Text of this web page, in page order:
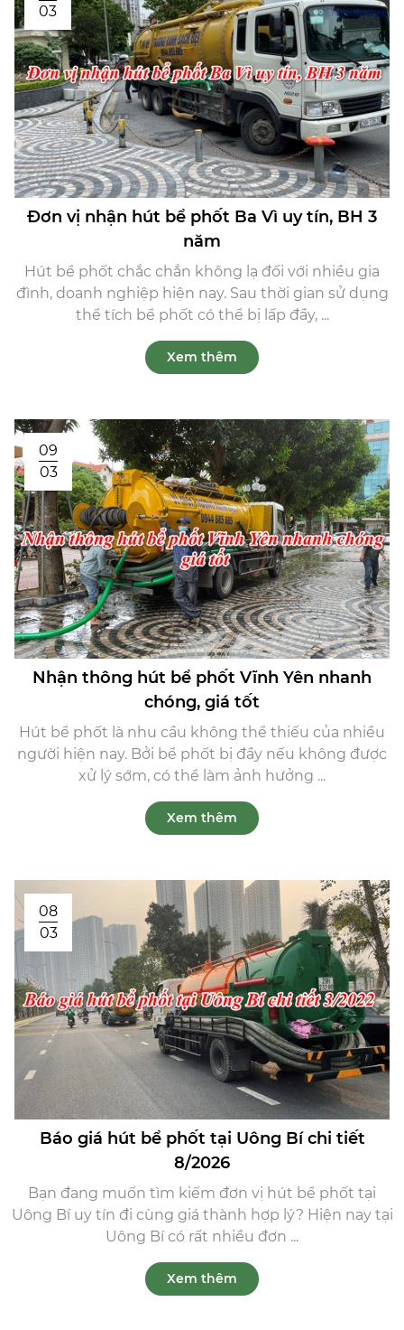
03
Đơn vị nhận hút bể phốt Ba Vì uy tín, BH 3
năm
Hút bể phốt chắc chắn không lạ đối với nhiều gia
đình, doanh nghiệp hiện nay. Sau thời gian sử dụng
thể tích bể phốt có thể bị lấp đầy, ...
Xem thêm
09
03
Nhận thông hút bể phốt Vĩnh Yên nhanh
chóng, giá tốt
Hút bể phốt là nhu cầu không thể thiếu của nhiều
người hiện nay. Bởi bể phốt bị đầy nếu không được
xử lý sớm, có thể làm ảnh hưởng ...
Xem thêm
08
03
Báo giá hút bể phốt tại Uông Bí chi tiết
8/2026
Bạn đang muốn tìm kiếm đơn vị hút bể phốt tại
Uông Bí uy tín đi cùng giá thành hợp lý? Hiện nay tại
Uông Bí có rất nhiều đơn ...
Xem thêm